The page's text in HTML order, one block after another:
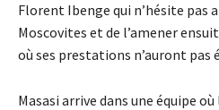
Florent Ibenge qui n’hésite pas
Moscovites et de l’amener
où ses prestations n’auront pas
Masasi arrive dans une équipe